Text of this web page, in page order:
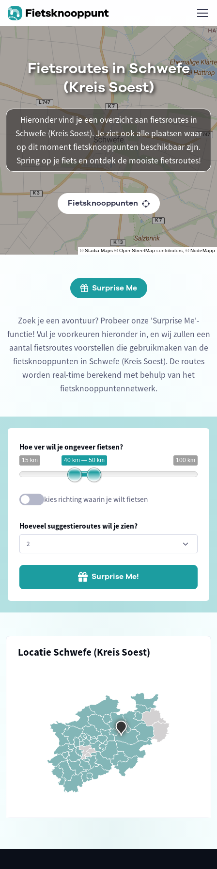
©Stadia Maps ©OpenStreetMap contributors, ©NodeMapp
Fietsroutes in Schwefe
(Kreis Soest)
Hieronder vind je een overzicht aan fietsroutes in
Schwefe (Kreis Soest). Je ziet ook alle plaatsen waar
op dit moment fietsknooppunten beschikbaar zijn.
Spring op je fiets en ontdek de mooiste fietsroutes!
Fietsknooppunten
Surprise Me
Zoek je een avontuur? Probeer onze 'Surprise Me'-
functie! Vul je voorkeuren hieronder in, en wij zullen een
aantal fietsroutes voorstellen die gebruikmaken van de
fietsknooppunten in Schwefe (Kreis Soest). De routes
worden real-time berekend met behulp van het
fietsknooppuntennetwerk.
Hoe ver wil je ongeveer fietsen?
15 km 100 km
40 km — 50 km
kies richting waarin je wilt fietsen
Hoeveel suggestieroutes wil je zien?
Surprise Me!
Locatie Schwefe (Kreis Soest)